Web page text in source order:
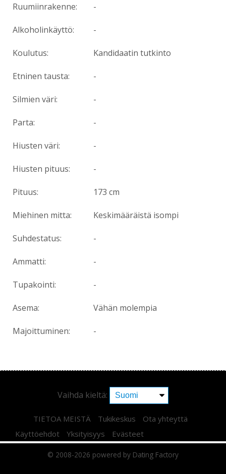
Ruumiinrakenne: -
Alkoholinkäyttö: -
Koulutus: Kandidaatin tutkinto
Etninen tausta: -
Silmien väri: -
Parta: -
Hiusten väri: -
Hiusten pituus: -
Pituus: 173 cm
Miehinen mitta: Keskimääräistä isompi
Suhdestatus: -
Ammatti: -
Tupakointi: -
Asema: Vähän molempia
Majoittuminen: -
Vaihda kieltä:
TIETOA MEISTÄ Tukikeskus
Ota yhteyttä
Käyttöehdot
Yksityisyys Evästeet
© 2008-2026 powered by Dating Factory